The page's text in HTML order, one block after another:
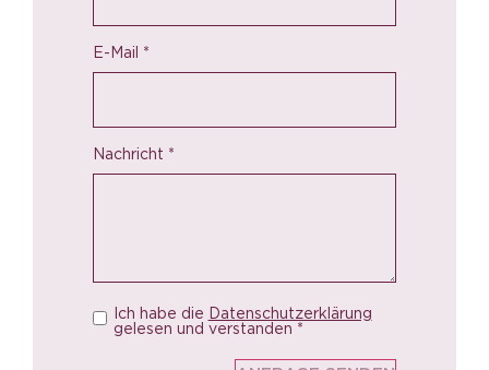
E-Mail *
Nachricht *
Ich habe die Datenschutzerklärung
gelesen und verstanden *